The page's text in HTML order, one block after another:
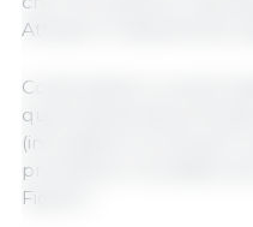
Attuale è chiaramente
Confrontiamo i prezzi
quelli attuali dei
(includiamo la Cina per
produttore mondiale ed
Figura 1.